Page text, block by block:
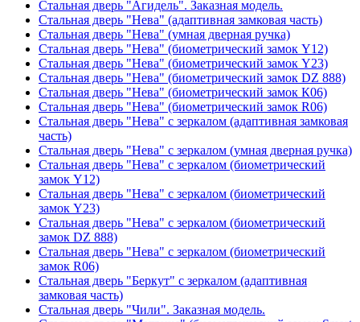
Стальная дверь "Агидель". Заказная модель.
Стальная дверь "Нева" (адаптивная замковая часть)
Стальная дверь "Нева" (умная дверная ручка)
Стальная дверь "Нева" (биометрический замок Y12)
Стальная дверь "Нева" (биометрический замок Y23)
Стальная дверь "Нева" (биометрический замок DZ 888)
Стальная дверь "Нева" (биометрический замок К06)
Стальная дверь "Нева" (биометрический замок R06)
Стальная дверь "Нева" с зеркалом (адаптивная замковая
часть)
Стальная дверь "Нева" с зеркалом (умная дверная ручка)
Стальная дверь "Нева" с зеркалом (биометрический
замок Y12)
Стальная дверь "Нева" с зеркалом (биометрический
замок Y23)
Стальная дверь "Нева" с зеркалом (биометрический
замок DZ 888)
Стальная дверь "Нева" с зеркалом (биометрический
замок R06)
Стальная дверь "Беркут" с зеркалом (адаптивная
замковая часть)
Стальная дверь "Чили". Заказная модель.